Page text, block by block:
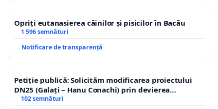
Opriți eutanasierea câinilor și pisicilor în Bacău
1 596 semnături
Notificare de transparență
Petiție publică: Solicităm modificarea proiectului
DN25 (Galați – Hanu Conachi) prin devierea
traseului în afara localităților!
102 semnături